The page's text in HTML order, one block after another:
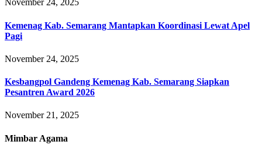
November 24, 2025
Kemenag Kab. Semarang Mantapkan Koordinasi Lewat Apel
Pagi
November 24, 2025
Kesbangpol Gandeng Kemenag Kab. Semarang Siapkan
Pesantren Award 2026
November 21, 2025
Mimbar Agama